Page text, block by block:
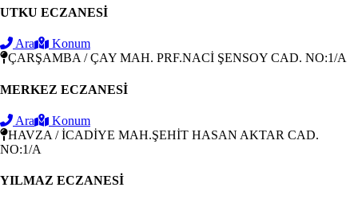
UTKU ECZANESİ
Ara
Konum
ÇARŞAMBA / ÇAY MAH. PRF.NACİ ŞENSOY CAD. NO:1/A
MERKEZ ECZANESİ
Ara
Konum
HAVZA / İCADİYE MAH.ŞEHİT HASAN AKTAR CAD.
NO:1/A
YILMAZ ECZANESİ